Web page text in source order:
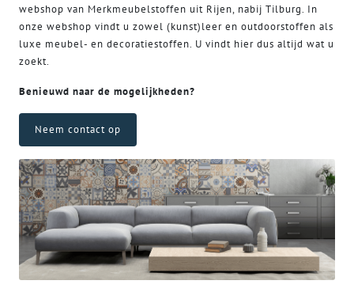
webshop van Merkmeubelstoffen uit Rijen, nabij Tilburg. In
onze webshop vindt u zowel (kunst)leer en outdoorstoffen als
luxe meubel- en decoratiestoffen. U vindt hier dus altijd wat u
zoekt.
Benieuwd naar de mogelijkheden?
Neem contact op